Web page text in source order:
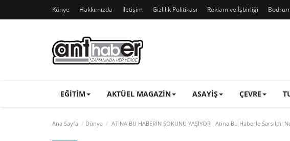
Künye Hakkımızda İletişim Gizlilik Politikası Reklam ve İşbirliği
EĞITIM AKTÜEL MAGAZIN ASAYIŞ ÇEVRE
Ana Sayfa Dünya ATİNA BU HABERİN ŞOKUNU YAŞIYOR Atina Bu Haberle Sarsıldı!